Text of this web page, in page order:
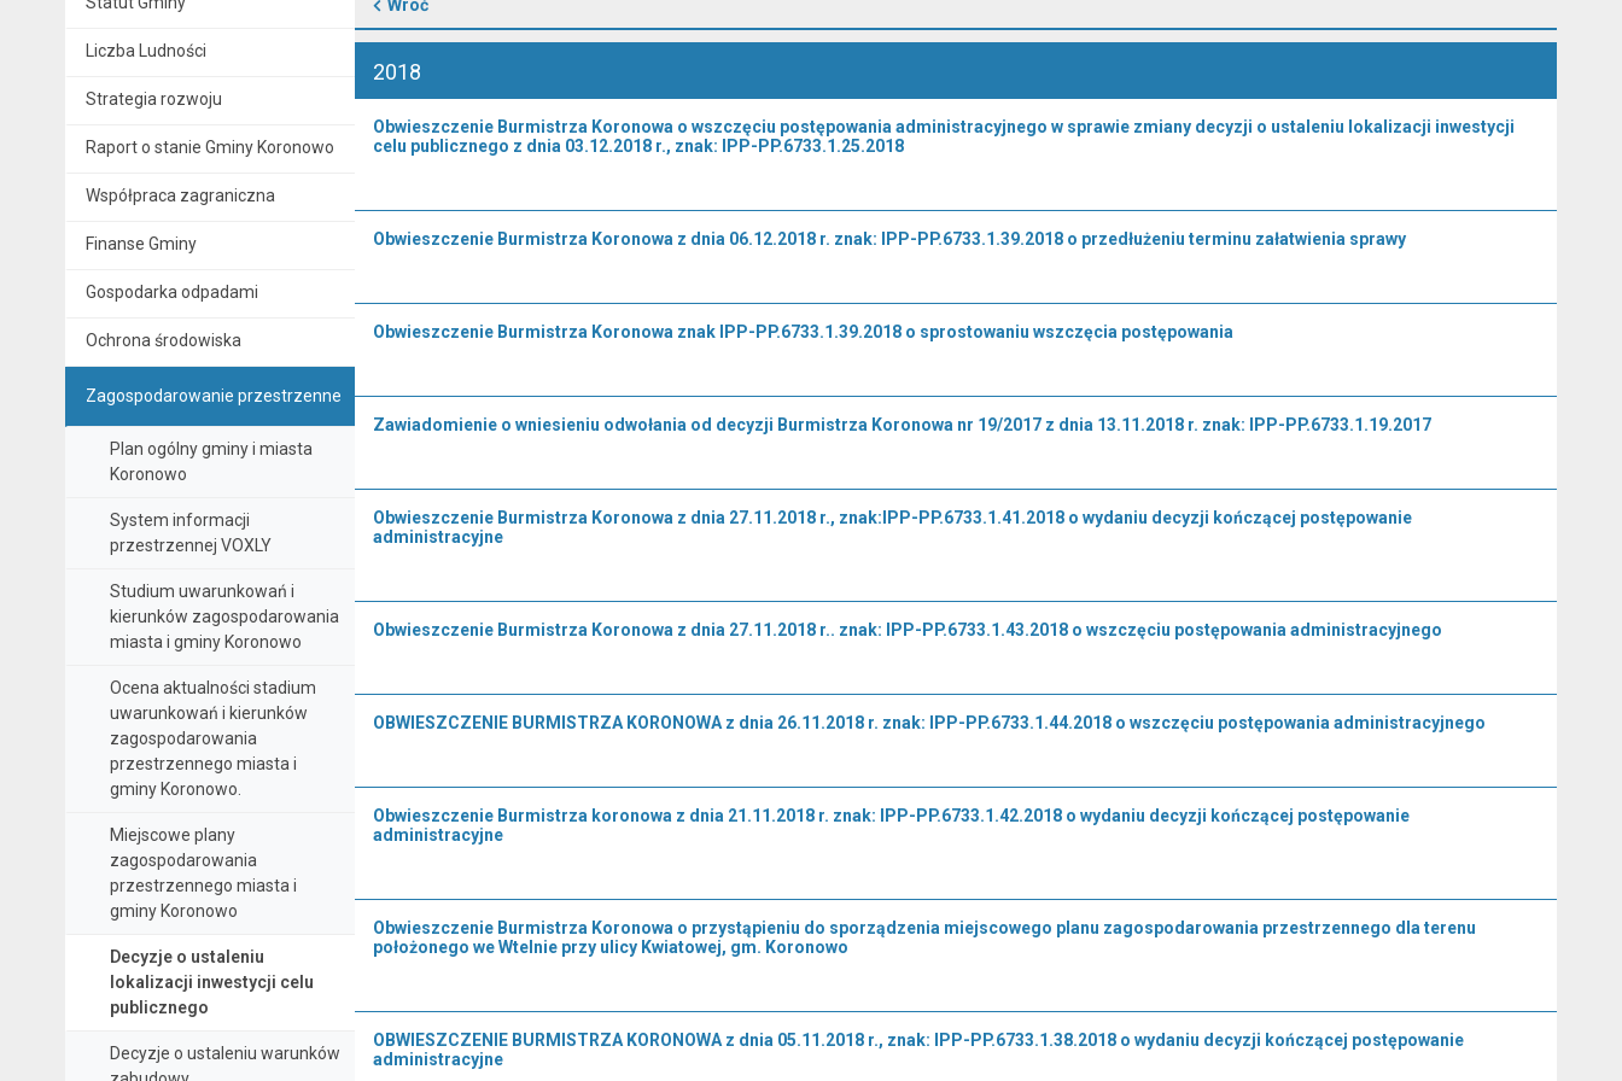
Liczba Ludności
Strategia rozwoju
Raport o stanie Gminy Koronowo
Współpraca zagraniczna
Finanse Gminy
Gospodarka odpadami
Ochrona środowiska
Zagospodarowanie przestrzenne
Plan ogólny gminy i miasta
Koronowo
System informacji
przestrzennej VOXLY
Studium uwarunkowań i
kierunków zagospodarowania
miasta i gminy Koronowo
Ocena aktualności stadium
uwarunkowań i kierunków
zagospodarowania
przestrzennego miasta i
gminy Koronowo.
Miejscowe plany
zagospodarowania
przestrzennego miasta i
gminy Koronowo
Decyzje o ustaleniu
lokalizacji inwestycji celu
publicznego
Decyzje o ustaleniu warunków
Wróć
2018
Obwieszczenie Burmistrza Koronowa o wszczęciu postępowania administracyjnego w sprawie zmiany decyzji o ustaleniu lokalizacji inwestycji
celu publicznego z dnia 03.12.2018 r., znak: IPP-PP.6733.1.25.2018
Obwieszczenie Burmistrza Koronowa z dnia 06.12.2018 r. znak: IPP-PP.6733.1.39.2018 o przedłużeniu terminu załatwienia sprawy
Obwieszczenie Burmistrza Koronowa znak IPP-PP.6733.1.39.2018 o sprostowaniu wszczęcia postępowania
Zawiadomienie o wniesieniu odwołania od decyzji Burmistrza Koronowa nr 19/2017 z dnia 13.11.2018 r. znak: IPP-PP.6733.1.19.2017
Obwieszczenie Burmistrza Koronowa z dnia 27.11.2018 r., znak:IPP-PP.6733.1.41.2018 o wydaniu decyzji kończącej postępowanie
administracyjne
Obwieszczenie Burmistrza Koronowa z dnia 27.11.2018 r.. znak: IPP-PP.6733.1.43.2018 o wszczęciu postępowania administracyjnego
OBWIESZCZENIE BURMISTRZA KORONOWA z dnia 26.11.2018 r. znak: IPP-PP.6733.1.44.2018 o wszczęciu postępowania administracyjnego
Obwieszczenie Burmistrza koronowa z dnia 21.11.2018 r. znak: IPP-PP.6733.1.42.2018 o wydaniu decyzji kończącej postępowanie
administracyjne
Obwieszczenie Burmistrza Koronowa o przystąpieniu do sporządzenia miejscowego planu zagospodarowania przestrzennego dla terenu
położonego we Wtelnie przy ulicy Kwiatowej, gm. Koronowo
OBWIESZCZENIE BURMISTRZA KORONOWA z dnia 05.11.2018 r., znak: IPP-PP.6733.1.38.2018 o wydaniu decyzji kończącej postępowanie
administracyjne